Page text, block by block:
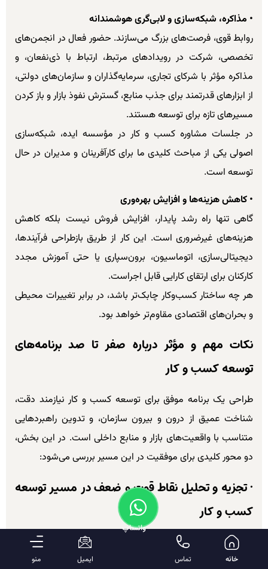
• مذاکره، شبکه‌سازی و لابی‌گری هوشمندانه
روابط قوی، فرصت‌های بزرگ می‌سازند. حضور فعال در انجمن‌های
تخصصی، شرکت در رویدادهای مرتبط، ارتباط با ذی‌نفعان، و
مذاکره مؤثر با شرکای تجاری، سرمایه‌گذاران و سازمان‌های دولتی،
از ابزارهای قدرتمند برای جذب منابع، گسترش نفوذ بازار و باز کردن
مسیرهای تازه برای توسعه هستند.
در جلسات مشاوره کسب و کار در مؤسسه ایده، شبکه‌سازی
اصولی یکی از مباحث کلیدی ما برای کارآفرینان و مدیران در حال
توسعه است.
• کاهش هزینه‌ها و افزایش بهره‌وری
گاهی تنها راه رشد پایدار، افزایش فروش نیست بلکه کاهش
هزینه‌های غیرضروری است. این کار از طریق بازطراحی فرآیندها،
دیجیتالی‌سازی، اتوماسیون، برون‌سپاری یا حتی آموزش مجدد
کارکنان برای ارتقای کارایی قابل اجراست.
هر چه ساختار کسب‌وکار چابک‌تر باشد، در برابر تغییرات محیطی
و بحران‌های اقتصادی مقاوم‌تر خواهد بود.
نکات مهم و مؤثر درباره صفر تا صد برنامه‌های
توسعه کسب و کار
طراحی یک برنامه موفق برای توسعه کسب و کار نیازمند دقت،
شناخت عمیق از درون و بیرون سازمان، و تدوین راهبردهایی
متناسب با واقعیت‌های بازار و منابع داخلی است. در این بخش،
دو محور کلیدی برای موفقیت در این مسیر بررسی می‌شود:
•تجزیه و تحلیل نقاط قوت و ضعف در مسیر توسعه
کسب و کار
نخستین گام در تدوین هر برنامه‌ای برای توسعه کسب و کار،
شناخت دقیق از وضعیت فعلی سازمان است. یک تحلیل جامع از
خانه تماس
واتساپ
ایمیل منو